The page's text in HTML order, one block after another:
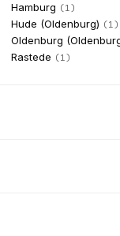
Hamburg (1)
Hude (Oldenburg) (1)
Oldenburg
Rastede (1)